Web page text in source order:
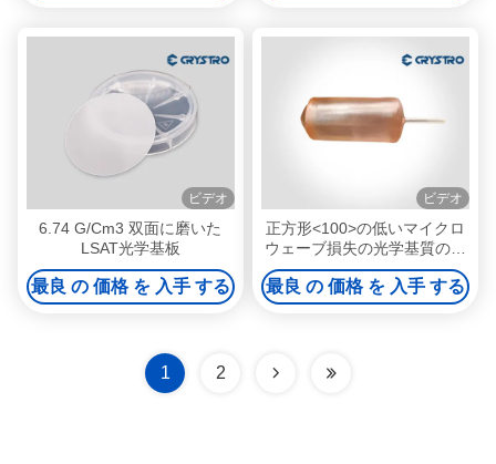
ビデオ
6.74 G/Cm3 双面に磨いた
LSAT光学基板
最良 の 価格 を 入手 する
ビデオ
正方形<100>の低いマイクロ
ウェーブ損失の光学基質のラ
ンタンのアルミン酸塩
Laalo3の ターゲット
最良 の 価格 を 入手 する
1 2